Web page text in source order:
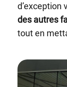
d’exception
des autres
tout en